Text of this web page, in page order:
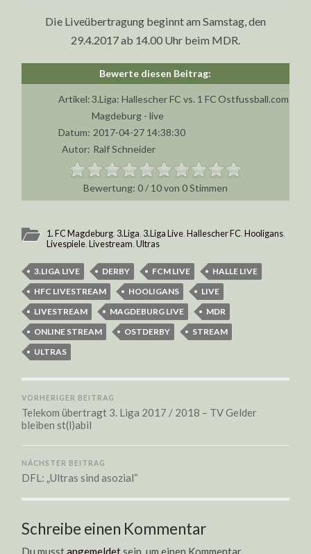
Die Liveübertragung beginnt am Samstag, den
29.4.2017 ab 14.00 Uhr beim MDR.
Artikel:3.Liga: Hallescher FC vs. 1 FC
Magdeburg - live
Ostfussball.com
Datum: 2017-04-27 14:38:30
Autor: Ralf Schneider
0/ 10von 0Stimmen
1. FC Magdeburg, 3.Liga, 3.Liga Live,Hallescher FC,Hooligans,
Livespiele,Livestream,Ultras
3.LIGA LIVE DERBY FCM LIVE
HALLE LIVE
HFC LIVESTREAM
HOOLIGANS
LIVE
LIVESTREAM
MAGDEBURG LIVE
MDR
ONLINE STREAM
OSTDERBY
STREAM
ULTRAS
VORHERIGER BEITRAG
Telekom übertragt 3. Liga 2017 / 2018 – TV Gelder
bleiben st(l)abil
NÄCHSTER BEITRAG
DFL: „Ultras sind asozial“
Schreibe einen Kommentar